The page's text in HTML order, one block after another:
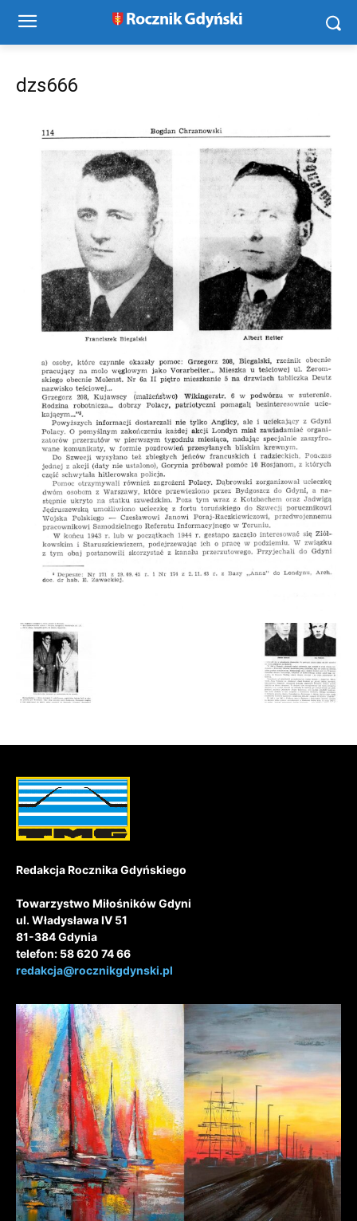
dzs666
Redakcja Rocznika Gdyńskiego
Towarzystwo Miłośników Gdyni
ul. Władysława IV 51
81-384 Gdynia
telefon: 58 620 74 66
redakcja@rocznikgdynski.pl